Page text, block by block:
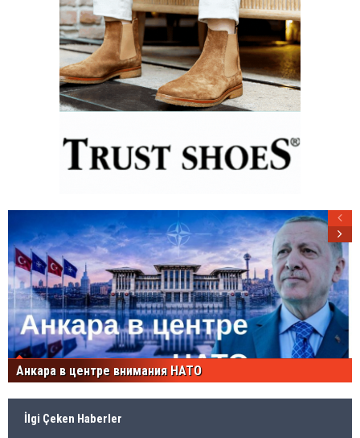
Анкара в центре внимания НАТО
İlgi Çeken Haberler